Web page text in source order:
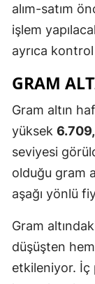
alım-satım
işlem
ayrıca
GRAM
Gram altın
yüksek
seviyesi
olduğu gram
aşağı yönlü
Gram
düşüşten
etkileniyor. İç